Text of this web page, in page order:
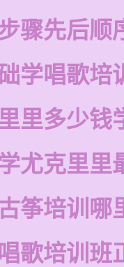
骤先后顺
学唱歌培
里多少钱
尤克里里
筝培训哪
歌培训班